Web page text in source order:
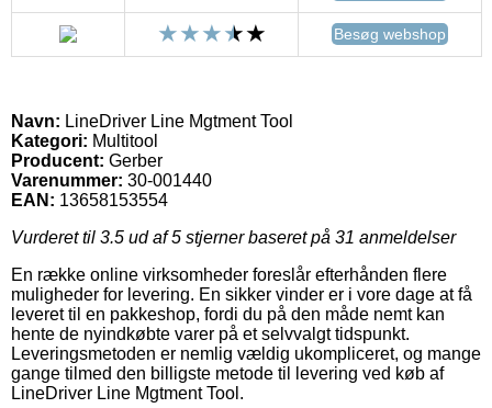
Besøg webshop
Navn: LineDriver Line Mgtment Tool
Kategori: Multitool
Producent: Gerber
Varenummer: 30-001440
EAN: 13658153554
Vurderet til 3.5 ud af 5 stjerner baseret på 31 anmeldelser
En række online virksomheder foreslår efterhånden flere
muligheder for levering. En sikker vinder er i vore dage at få
leveret til en pakkeshop, fordi du på den måde nemt kan
hente de nyindkøbte varer på et selvvalgt tidspunkt.
Leveringsmetoden er nemlig vældig ukompliceret, og mange
gange tilmed den billigste metode til levering ved køb af
LineDriver Line Mgtment Tool.